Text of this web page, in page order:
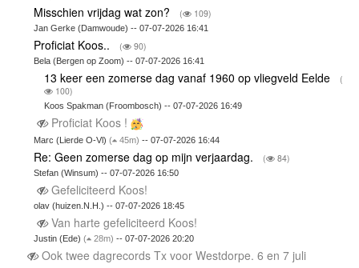
Misschien vrijdag wat zon? ( 109)
Jan Gerke (Damwoude) -- 07-07-2026 16:41
Proficiat Koos.. ( 90)
Bela (Bergen op Zoom) -- 07-07-2026 16:41
13 keer een zomerse dag vanaf 1960 op vliegveld Eelde
(
100)
Koos Spakman (Froombosch) -- 07-07-2026 16:49
Proficiat Koos !
Marc (Lierde O-Vl)( 45m) -- 07-07-2026 16:44
Re: Geen zomerse dag op mijn verjaardag. ( 84)
Stefan (Winsum) -- 07-07-2026 16:50
Gefeliciteerd Koos!
olav (huizen.N.H.) -- 07-07-2026 18:45
Van harte gefeliciteerd Koos!
Justin (Ede)( 28m) -- 07-07-2026 20:20
Ook twee dagrecords Tx voor Westdorpe. 6 en 7 juli